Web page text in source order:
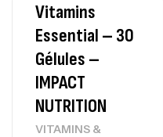
Vitamins
Essential – 30
Gélules –
IMPACT
NUTRITION
VITAMINS &